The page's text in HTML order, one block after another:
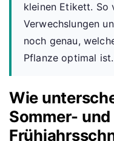
kleinen Etikett. So
Verwechslungen
noch genau,
Pflanze optimal ist.
Wie
Sommer-